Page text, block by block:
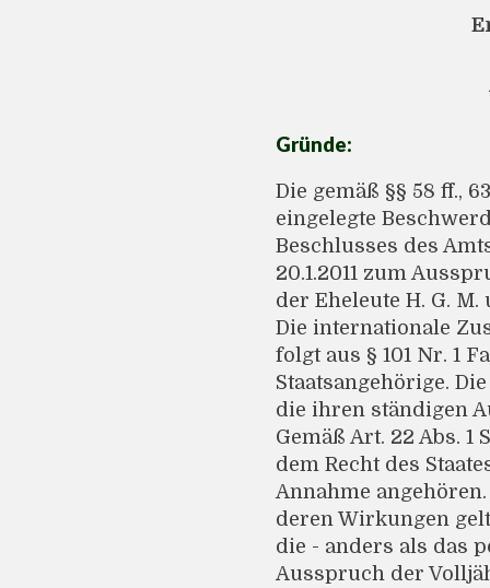
Gründe:
Die gemäß §§ 58 ff.,
eingelegte
Beschlusses des
20.1.2011 zum
der Eheleute H. G. M.
Die internationale
folgt aus § 101 Nr. 1
Staatsangehörige.
die ihren ständigen
Gemäß Art. 22 Abs. 1
dem Recht des
Annahme
deren Wirkungen
die - anders als das
Ausspruch der